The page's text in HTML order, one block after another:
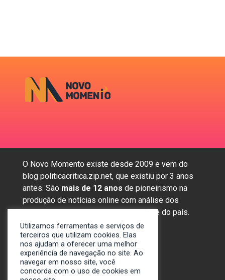
O Novo Momento existe desde 2009 e vem do
blog politicacritica.zip.net, que existiu por 3 anos
antes. São mais de 12 anos de pioneirismo na
produção de notícias online com análise dos
assuntos mais importantes da região e do país.
Sobre nós
Anunciar
Contato
Utilizamos ferramentas e serviços de
terceiros que utilizam cookies. Elas
nos ajudam a oferecer uma melhor
experiência de navegação no site. Ao
navegar em nosso site, você
concorda com o uso de cookies em